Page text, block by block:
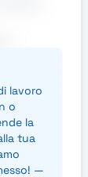
di
lavoro
o
la
tua
—